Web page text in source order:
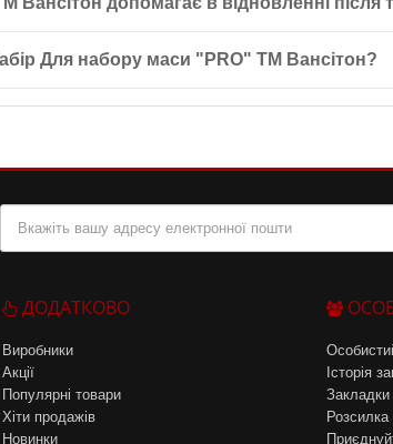
універсальним вибором для будь-якого рівня
фізичних навантажень.
Для набору маси "PRO" ТМ Вансітон?
ДОДАТКОВО
Виробники
Акції
Популярні товари
Хіти продажів
Новинки
Історія
Закладки
Розсилка